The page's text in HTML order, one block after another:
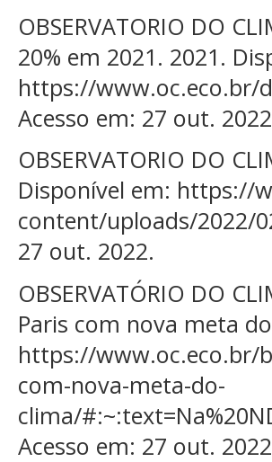
OBSERVATORIO DO
20% em 2021. 2021.
https://www.oc.eco.br/
Acesso em: 27 out.
OBSERVATORIO DO
Disponível em: https://
content/uploads/2022/
27 out. 2022.
OBSERVATÓRIO DO
Paris com nova meta
https://www.oc.eco.br/
com-nova-meta-do-
clima/
Acesso em: 27 out.